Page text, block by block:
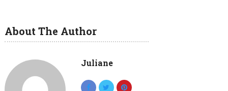
About The Author
Juliane